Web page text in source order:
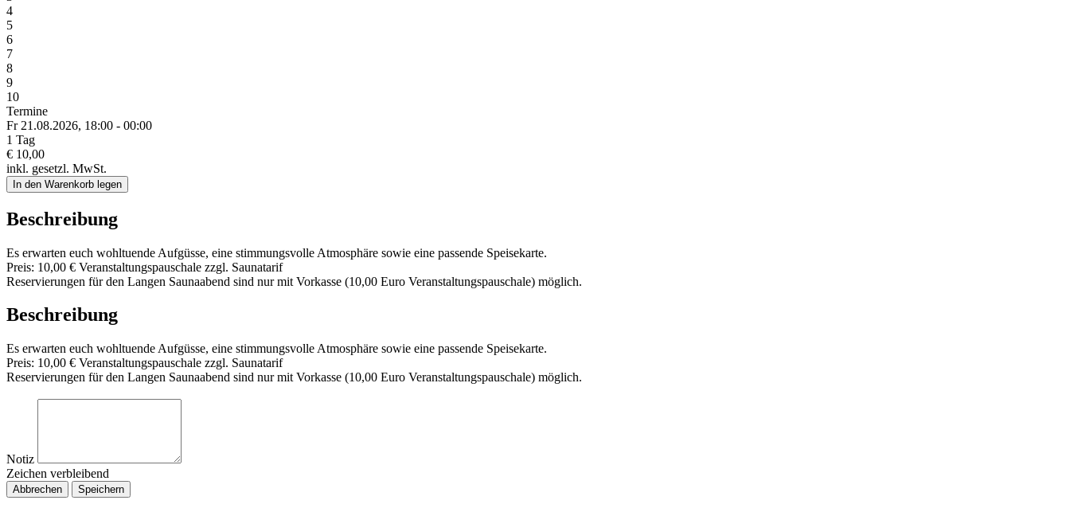
4
5
6
7
8
9
10
Termine
Fr 21.08.2026, 18:00 - 00:00
1 Tag
€ 10,00
inkl. gesetzl. MwSt.
In den Warenkorb legen
Beschreibung
Es erwarten euch wohltuende Aufgüsse, eine stimmungsvolle Atmosphäre sowie eine passende Speisekarte.
Preis: 10,00 € Veranstaltungspauschale zzgl. Saunatarif
Reservierungen für den Langen Saunaabend sind nur mit Vorkasse (10,00 Euro Veranstaltungspauschale) möglich.
Beschreibung
Es erwarten euch wohltuende Aufgüsse, eine stimmungsvolle Atmosphäre sowie eine passende Speisekarte.
Preis: 10,00 € Veranstaltungspauschale zzgl. Saunatarif
Reservierungen für den Langen Saunaabend sind nur mit Vorkasse (10,00 Euro Veranstaltungspauschale) möglich.
Notiz
Zeichen verbleibend
Abbrechen Speichern